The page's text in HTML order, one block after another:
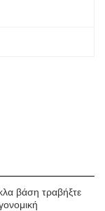
βάση τραβήξτε